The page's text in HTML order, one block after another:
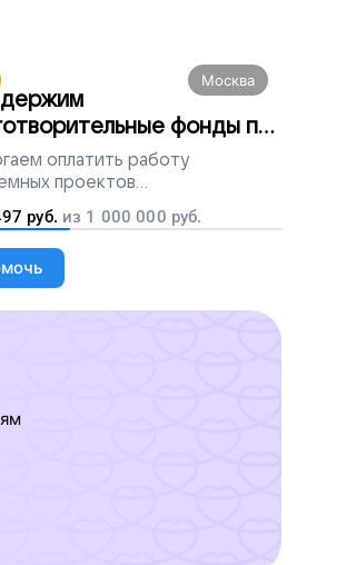
Москва
фонды по
России
оплатить работу
проектов
организаций
руб. из 1 000 000 руб.